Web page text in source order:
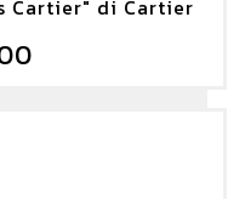
Cartier" di Cartier